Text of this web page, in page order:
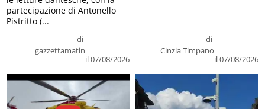
di
gazzettamatin
il 07/08/2026
partecipazione di Antonello
Pistritto (...
di
Cinzia Timpano
il 07/08/2026